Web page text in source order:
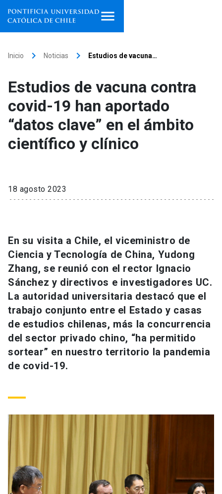
Facultades, escuelas e
institutos
Investigación
Información para keyboard_arrow_down
Futuros estudiantes
Estudiantes
Académicos
Personal
Padres y familia
Vecinos
Go to english site launch
ACCESOS DIRECTOS
Admisión launch
Correo UC launch
Medios Biblioteca launch
Inicio keyboard_arrow_right Noticias keyboard_arrow_right Estudios de vacuna…
Estudios de vacuna contra
covid-19 han aportado
“datos clave” en el ámbito
científico y clínico
18 agosto 2023
En su visita a Chile, el viceministro de
Ciencia y Tecnología de China, Yudong
Zhang, se reunió con el rector Ignacio
Sánchez y directivos e investigadores UC.
La autoridad universitaria destacó que el
trabajo conjunto entre el Estado y casas
de estudios chilenas, más la concurrencia
del sector privado chino, “ha permitido
sortear” en nuestro territorio la pandemia
de covid-19.